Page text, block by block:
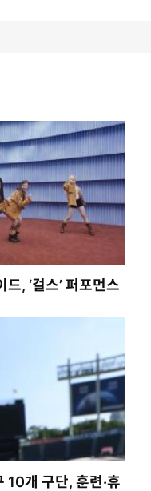
드, ‘걸스’ 퍼포먼스
10개 구단, 훈련·휴